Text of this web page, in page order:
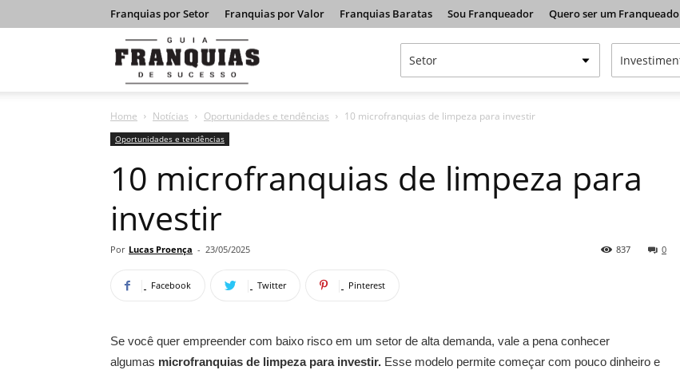
Franquias por Setor Franquias por Valor Franquias Baratas Sou Franqueador Quero ser um Franqueado
Franquias
de
Home Notícias Oportunidades e tendências 10 microfranquias de limpeza para investir
Oportunidades e tendências
10 microfranquias de limpeza para
investir
Por Lucas Proença - 23/05/2025 0
837
Facebook Twitter Pinterest
Se você quer empreender com baixo risco em um setor de alta demanda, vale a pena conhecer
algumas microfranquias de limpeza para investir. Esse modelo permite começar com pouco dinheiro e